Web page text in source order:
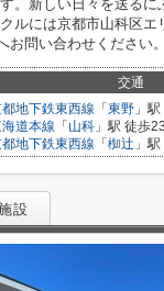
。新しい日々を送る
ルには京都市山科区
お問い合わせください。
交通
地下鉄東西線 「 東野 」
道本線 「 山科 」駅 徒歩
地下鉄東西線 「 椥辻 」
設